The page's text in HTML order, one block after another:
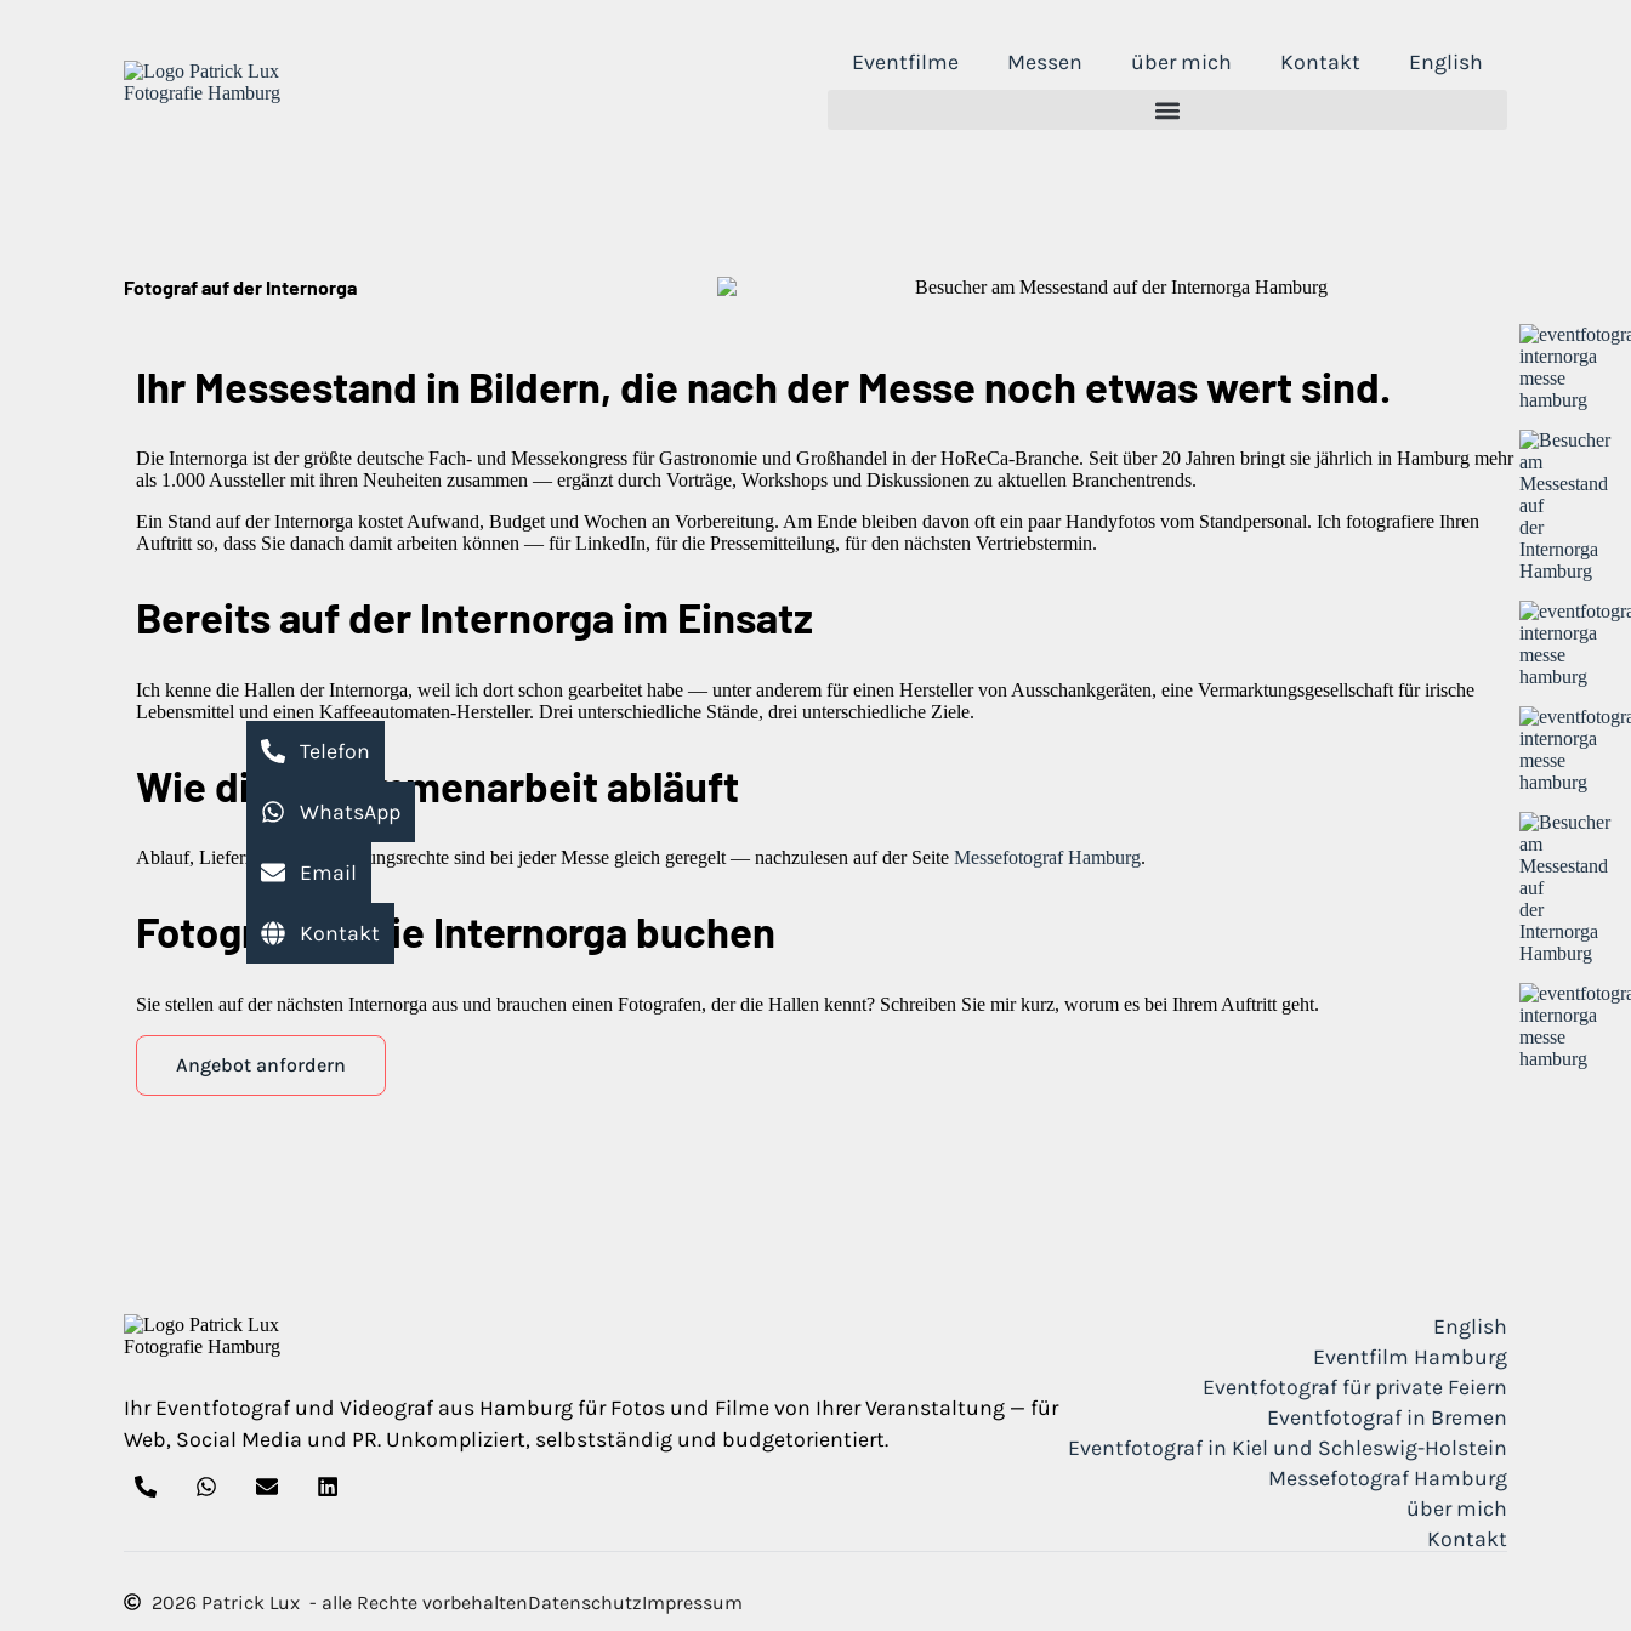
Eventfilme Messen über mich Kontakt English
Fotograf auf der Internorga
Ihr Messestand in Bildern, die nach der Messe noch etwas wert sind.
Die Internorga ist der größte deutsche Fach- und Messekongress für Gastronomie und Großhandel in der HoReCa-Branche. Seit über 20 Jahren bringt sie jährlich in Hamburg mehr
als 1.000 Aussteller mit ihren Neuheiten zusammen — ergänzt durch Vorträge, Workshops und Diskussionen zu aktuellen Branchentrends.
Ein Stand auf der Internorga kostet Aufwand, Budget und Wochen an Vorbereitung. Am Ende bleiben davon oft ein paar Handyfotos vom Standpersonal. Ich fotografiere Ihren
Auftritt so, dass Sie danach damit arbeiten können — für LinkedIn, für die Pressemitteilung, für den nächsten Vertriebstermin.
Bereits auf der Internorga im Einsatz
Ich kenne die Hallen der Internorga, weil ich dort schon gearbeitet habe — unter anderem für einen Hersteller von Ausschankgeräten, eine Vermarktungsgesellschaft für irische
Lebensmittel und einen Kaffeeautomaten-Hersteller. Drei unterschiedliche Stände, drei unterschiedliche Ziele.
Wie die Zusammenarbeit abläuft
Ablauf, Lieferzeiten und Nutzungsrechte sind bei jeder Messe gleich geregelt — nachzulesen auf der Seite Messefotograf Hamburg.
Fotograf für die Internorga buchen
Sie stellen auf der nächsten Internorga aus und brauchen einen Fotografen, der die Hallen kennt? Schreiben Sie mir kurz, worum es bei Ihrem Auftritt geht.
Angebot anfordern
Ihr Eventfotograf und Videograf aus Hamburg für Fotos und Filme von Ihrer Veranstaltung — für
Web, Social Media und PR. Unkompliziert, selbstständig und budgetorientiert.
English
Eventfilm Hamburg
Eventfotograf für private Feiern
Eventfotograf in Bremen
Eventfotograf in Kiel und Schleswig-Holstein
Messefotograf Hamburg
über mich
Kontakt
2026 Patrick Lux - alle Rechte vorbehaltenDatenschutzImpressum
Telefon
WhatsApp
Email
Kontakt